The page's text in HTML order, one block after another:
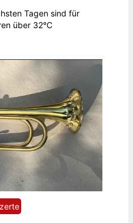
Tagen sind für
über 32°C